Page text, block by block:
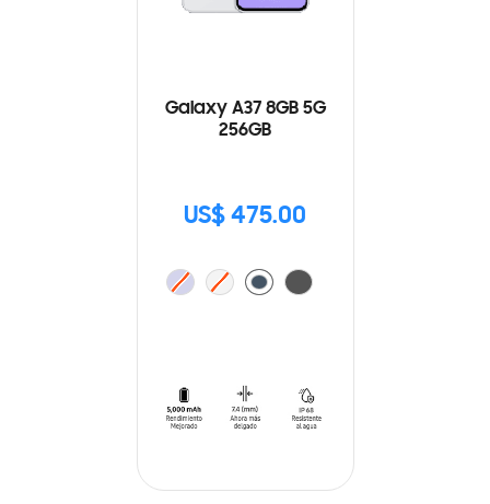
Galaxy A37 8GB 5G
256GB
US$ 475.00